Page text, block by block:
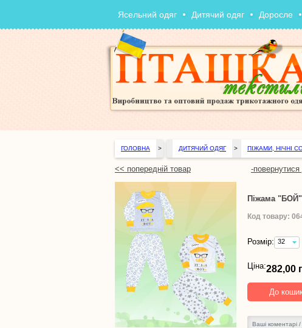
Ясельний одяг Дитячий одяг Доросле
ГОЛОВНА > ДИТЯЧИЙ ОДЯГ > ПІЖАМИ, НІЧНІ
<< попередній товар -
Піжама
Код товару:
Розмір: 32
(зріст
128
282,00
Ціна:282,00
До